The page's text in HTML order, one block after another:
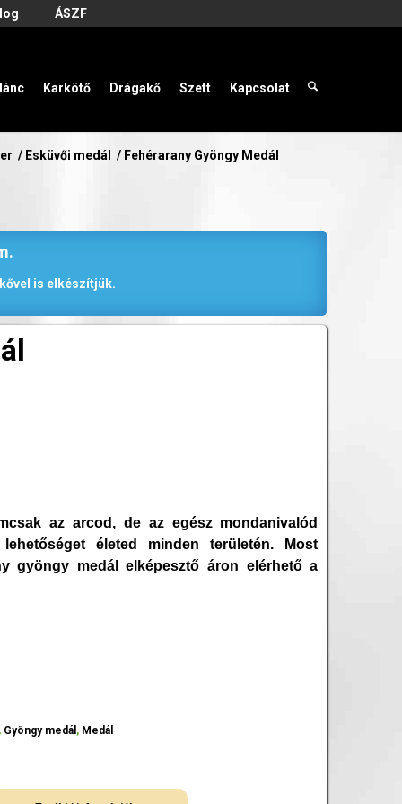
ÁSZF
Karkötő Drágakő Szett Kapcsolat
/ Esküvői medál / Fehérarany Gyöngy Medál
is elkészítjük.
az arcod, de az egész mondanivalód
életed minden területén. Most
gyöngy medál elképesztő áron elérhető a
Gyöngy medál , Medál